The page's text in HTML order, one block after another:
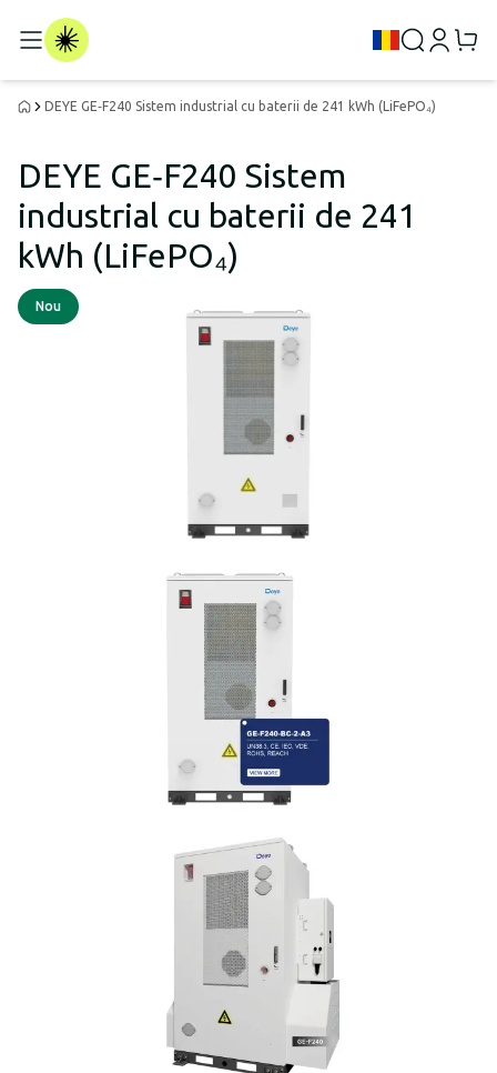
DEYE GE‑F240 Sistem industrial cu baterii de 241 kWh (LiFePO₄)
DEYE GE‑F240 Sistem
industrial cu baterii de 241
kWh (LiFePO₄)
Nou